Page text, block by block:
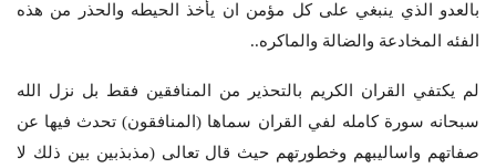
بالعدو الذي ينبغي على كل مؤمن ان يأخذ الحيطه والحذر من هذه
الفئه المخادعة والضالة والماكره..
لم يكتفي القران الكريم بالتحذير من المنافقين فقط بل نزل الله
سبحانه سورة كامله لفي القران سماها (المنافقون) تحدث فيها عن
صفاتهم واساليبهم وخطورتهم حيث قال تعالى (مذبذبين بين ذلك لا